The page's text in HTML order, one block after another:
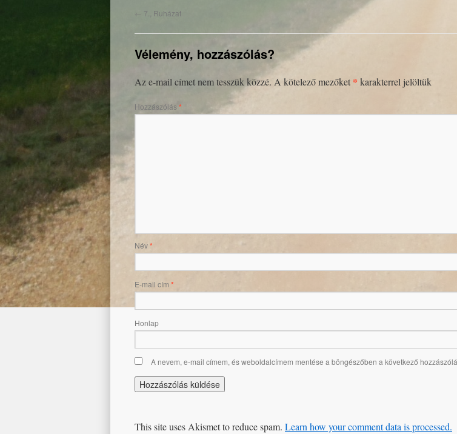
← 7., Ruházat
Vélemény, hozzászólás?
Az e-mail címet nem tesszük közzé. A kötelező mezőket * karakterrel jelöltük
Hozzászólás *
Név*
E-mail cím *
Honlap
A nevem, e-mail címem, és weboldalcímem mentése a böngészőben a következő
This site uses Akismet to reduce spam. Learn how your comment data is processed.